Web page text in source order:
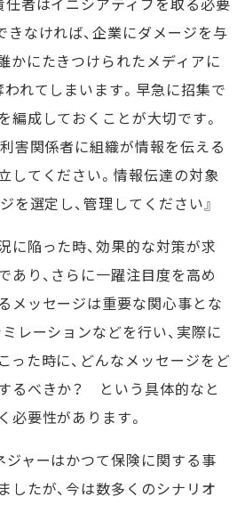
きなければ、企業にダメージを与
かにたきつけられたメディアに
われてしまいます。早急に招集で
編成しておくことが大切です。
利害関係者に組織が情報を伝える
してください。情報伝達の対象
を選定し、管理してください』
陥った時、効果的な対策が求
あり、さらに一躍注目度を高め
メッセージは重要な関心事とな
レーションなどを行い、実際に
った時に、どんなメッセージをど
るべきか？ という具体的なと
必要性があります。
ャーはかつて保険に関する事
したが、今は数多くのシナリオ